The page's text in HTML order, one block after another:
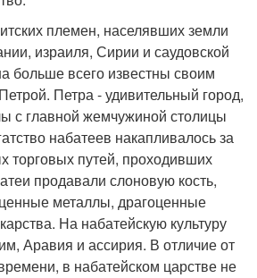
племен, населявших земли
израиля, Сирии и саудовской
больше всего известны своим
Петра - удивительный город,
с главной жемчужиной столицы
набатеев накапливалось за
торговых путей, проходивших
продавали слоновую кость,
металлы, драгоценные
На набатейскую культуру
Аравия и ассирия. В отличие от
в набатейском царстве не